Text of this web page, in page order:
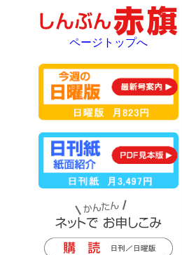
ページトップへ